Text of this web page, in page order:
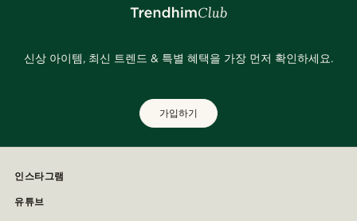
신상 아이템, 최신 트렌드 & 특별 혜택을 가장 먼저 확인하세요.
가입하기
인스타그램
유튜브